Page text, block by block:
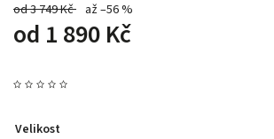
od 3 749 Kč až –56 %
od 1 890 Kč
Velikost